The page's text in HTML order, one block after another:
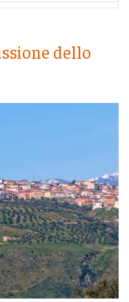
dello